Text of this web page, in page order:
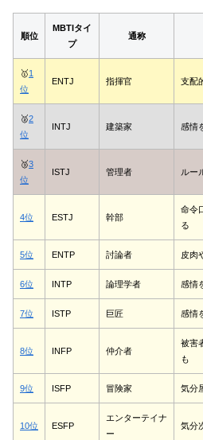
順位
MBTIタイ
プ
通称
🥇1
位
ENTJ 指揮官 支配
🥈2
位
INTJ 建築家 感情
🥉3
位
ISTJ 管理者 ルー
4位 ESTJ 幹部
命令
る
5位 ENTP 討論者 皮肉
6位 INTP 論理学者 感情
7位 ISTP 巨匠 感情
8位 INFP 仲介者
被害
も
9位 ISFP 冒険家 気分
10位 ESFP
エンターテイナ
ー
気分